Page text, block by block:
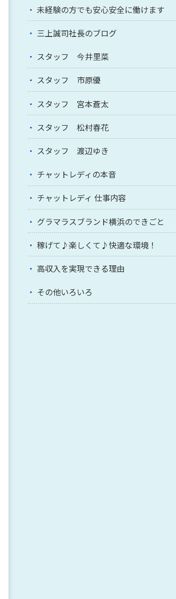
未経験の方でも安心安全に働けます
三上誠司社長のブログ
スタッフ 今井里菜
スタッフ 市原優
スタッフ 宮本蒼太
スタッフ 松村春花
スタッフ 渡辺ゆき
チャットレディの本音
チャットレディ 仕事内容
グラマラスブランド横浜のできごと
稼げて♪楽しくて♪快適な環境！
高収入を実現できる理由
その他いろいろ